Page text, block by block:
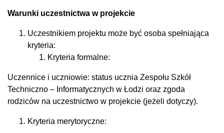
Warunki uczestnictwa w projekcie
Uczestnikiem projektu może być osoba spełniająca
kryteria:
Kryteria formalne:
Uczennice i uczniowie: status ucznia Zespołu Szkół
Techniczno – Informatycznych w Łodzi oraz zgoda
rodziców na uczestnictwo w projekcie (jeżeli dotyczy).
Kryteria merytoryczne: